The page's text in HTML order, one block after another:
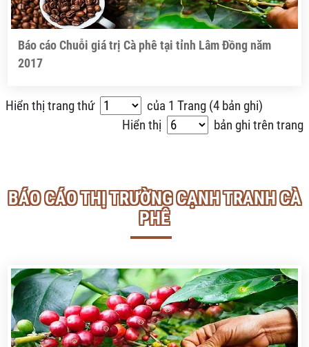
Báo cáo Chuỗi giá trị Cà phê tại tỉnh Lâm Đồng năm
2017
Hiển thị trang thứ của 1 Trang (4 bản ghi)
Hiển thị
bản ghi trên trang
BÁO CÁO THỊ TRƯỜNG CẠNH TRANH CÀ
PHÊ